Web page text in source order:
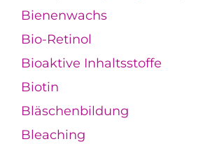
Bienenwachs
Bio-Retinol
Bioaktive Inhaltsstoffe
Biotin
Bläschenbildung
Bleaching